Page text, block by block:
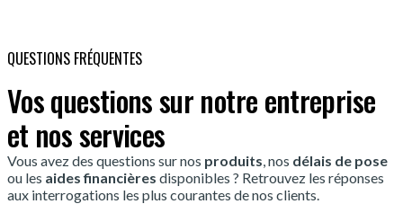
QUESTIONS FRÉQUENTES
Vos questions sur notre entreprise
et nos services
Vous avez des questions sur nos produits, nos délais de pose
ou les aides financières disponibles ? Retrouvez les réponses
aux interrogations les plus courantes de nos clients.